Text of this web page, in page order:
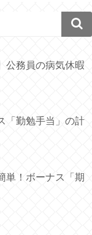
公務員の病気休暇
「勤勉手当」の計
単！ボーナス「期